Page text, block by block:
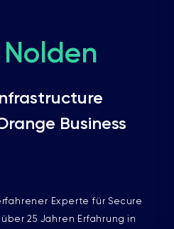
Business
Experte für Secure
25 Jahren Erfahrung in